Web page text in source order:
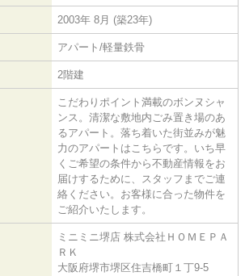
2003年 8月 (築23年)
アパート/軽量鉄骨
2階建
こだわりポイント満載のボンヌシャ
ンス。清潔な敷地内ごみ置き場のあ
るアパート。落ち着いた街並みが魅
力のアパートはこちらです。いち早
くご希望の条件から不動産情報をお
届けするために、スタッフまでご連
絡ください。お客様に合った物件を
ご紹介いたします。
ミニミニ堺店 株式会社ＨＯＭＥＰＡ
ＲＫ
大阪府堺市堺区住吉橋町１丁9-5